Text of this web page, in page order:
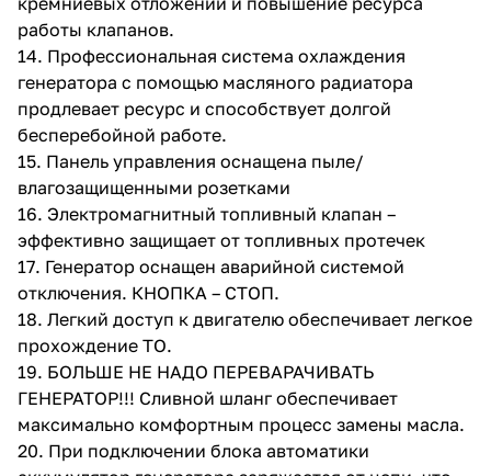
работы клапанов.
14. Профессиональная система охлаждения
генератора с помощью масляного радиатора
продлевает ресурс и способствует долгой
бесперебойной работе.
15. Панель управления оснащена пыле/
влагозащищенными розетками
16. Электромагнитный топливный клапан –
эффективно защищает от топливных протечек
17. Генератор оснащен аварийной системой
отключения. КНОПКА – СТОП.
18. Легкий доступ к двигателю обеспечивает легкое
прохождение ТО.
19. БОЛЬШЕ НЕ НАДО ПЕРЕВАРАЧИВАТЬ
ГЕНЕРАТОР!!! Сливной шланг обеспечивает
максимально комфортным процесс замены масла.
20. При подключении блока автоматики